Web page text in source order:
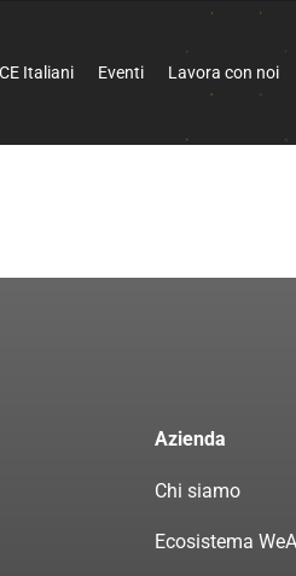
Italiani Eventi Lavora con noi
Azienda
Chi siamo
Ecosistema